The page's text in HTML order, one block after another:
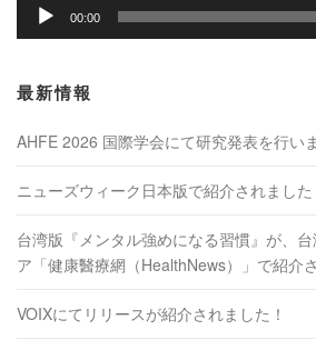
00:00
最新情報
AHFE 2026 国際学会にて研究発表を行い
ニューズウィーク日本版で紹介されました
台湾版『メンタル強めになる習慣』が、
ア「健康醫療網（HealthNews）」で紹介
VOIXにてリリースが紹介されました！